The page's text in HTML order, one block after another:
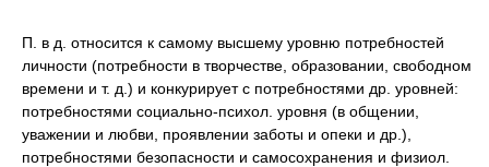
П. в д. относится к самому высшему уровню потребностей
личности (потребности в творчестве, образовании, свободном
времени и т. д.) и конкурирует с потребностями др. уровней:
потребностями социально-психол. уровня (в общении,
уважении и любви, проявлении заботы и опеки и др.),
потребностями безопасности и самосохранения и физиол.